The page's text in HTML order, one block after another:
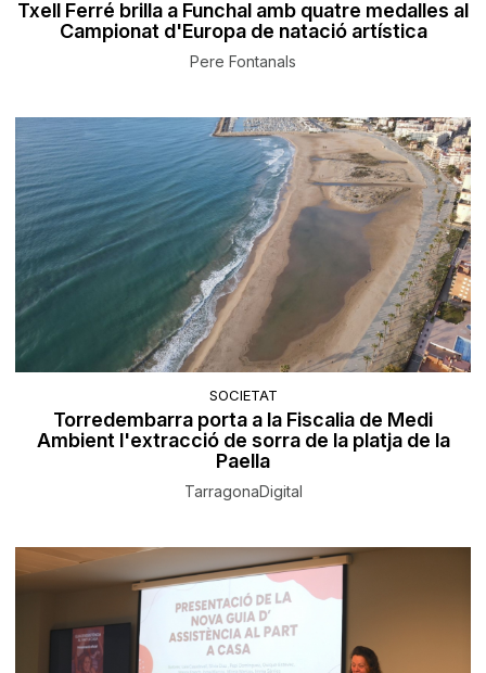
Txell Ferré brilla a Funchal amb quatre medalles al
Campionat d'Europa de natació artística
Pere Fontanals
SOCIETAT
Torredembarra porta a la Fiscalia de Medi
Ambient l'extracció de sorra de la platja de la
Paella
TarragonaDigital